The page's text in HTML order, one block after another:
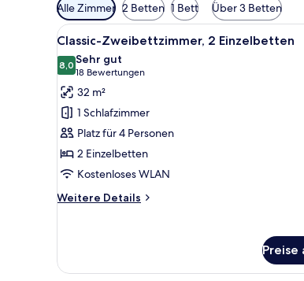
Filter
für
Zimmer
Alle Zimmer 2 Betten 1 Bett Über 3 Betten
Alle
Fotos
für
Classic-
Zweibettzimmer,
2 Einzelbetten
anzeigen
Hochwertige
7
Classic-Zweibettzimmer, 2 Einzelbetten
8,08,0 von 10
Sehr gut
18 Bewertungen
(18
Bewertungen)
32 m²
1 Schlafzimmer
Platz für 4 Personen
2 Einzelbetten
Kostenloses WLAN
Weitere Details
Weitere
2 Einzelbetten
Preise